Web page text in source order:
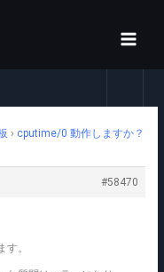
› cputime/0 動作しますか？
#58470
す。